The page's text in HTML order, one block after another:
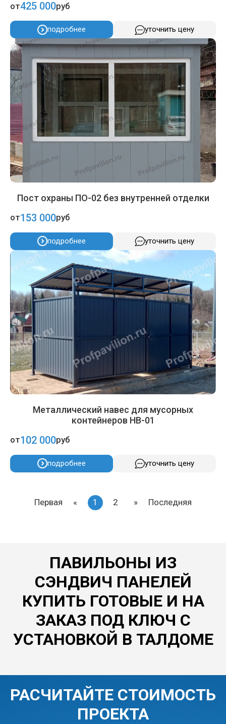
от425 000руб
подробнее уточнить цену
Пост охраны ПО-02 без внутренней отделки
от153 000руб
подробнее уточнить цену
Металлический навес для мусорных
контейнеров НВ-01
от102 000руб
подробнее уточнить цену
Первая « 1 2 » Последняя
ПАВИЛЬОНЫ ИЗ
СЭНДВИЧ ПАНЕЛЕЙ
КУПИТЬ ГОТОВЫЕ И НА
ЗАКАЗ ПОД КЛЮЧ С
УСТАНОВКОЙ В ТАЛДОМЕ
РАСЧИТАЙТЕ СТОИМОСТЬ
ПРОЕКТА